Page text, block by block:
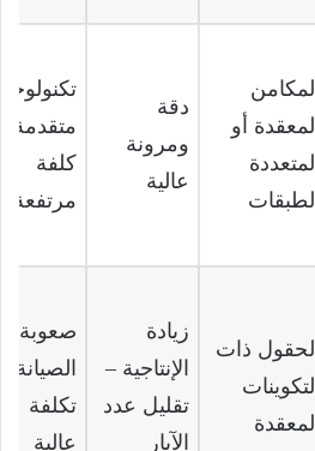
المكامن
المعقدة أو
المتعددة
الطبقات
دقة
ومرونة
عالية
تكنولوجيا
متقدمة
كلفة
مرتفعة
الحقول ذات
التكوينات
المعقدة
زيادة
الإنتاجية –
تقليل عدد
الآبار
صعوبة
الصيانة
تكلفة
عالية